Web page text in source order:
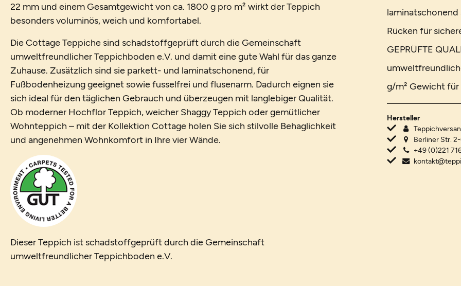
22 mm und einem Gesamtgewicht von ca. 1800 g pro m² wirkt der Teppich
besonders voluminös, weich und komfortabel.
Die Cottage Teppiche sind schadstoffgeprüft durch die Gemeinschaft
umweltfreundlicher Teppichboden e.V. und damit eine gute Wahl für das ganze
Zuhause. Zusätzlich sind sie parkett- und laminatschonend, für
Fußbodenheizung geeignet sowie fusselfrei und flusenarm. Dadurch eignen sie
sich ideal für den täglichen Gebrauch und überzeugen mit langlebiger Qualität.
Ob moderner Hochflor Teppich, weicher Shaggy Teppich oder gemütlicher
Wohnteppich – mit der Kollektion Cottage holen Sie sich stilvolle Behaglichkeit
und angenehmen Wohnkomfort in Ihre vier Wände.
Dieser Teppich ist schadstoffgeprüft durch die Gemeinschaft
umweltfreundlicher Teppichboden e.V.
Rücken für
GEPRÜFTE
g/m² Gewicht
Hersteller
Berliner Str.
+49 (0)221